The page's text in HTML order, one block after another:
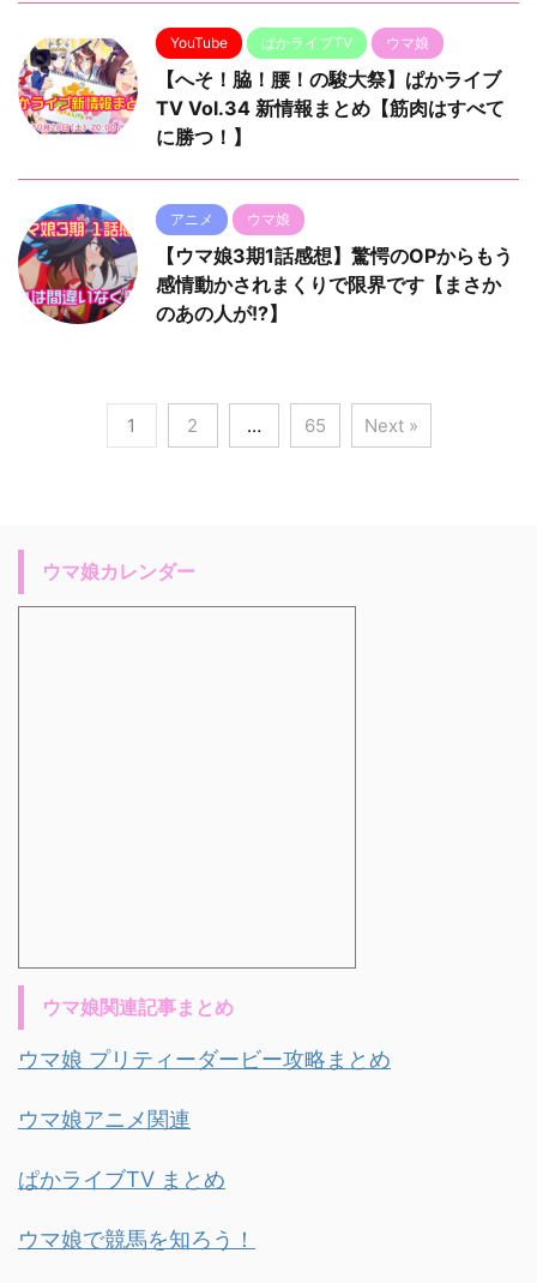
YouTube ぱかライブTV ウマ娘
【へそ！脇！腰！の駿大祭】ぱかライブ
TV Vol.34 新情報まとめ【筋肉はすべて
に勝つ！】
アニメ ウマ娘
【ウマ娘3期1話感想】驚愕のOPからもう
感情動かされまくりで限界です【まさか
のあの人が!?】
1 2 … 65 Next »
ウマ娘カレンダー
ウマ娘関連記事まとめ
ウマ娘 プリティーダービー攻略まとめ
ウマ娘アニメ関連
ぱかライブTV まとめ
ウマ娘で競馬を知ろう！